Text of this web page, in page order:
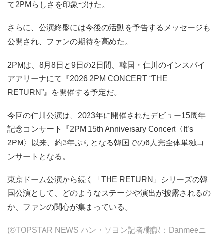
て2PMらしさを印象づけた。
さらに、公演終盤には今後の活動を予告するメッセージも
公開され、ファンの期待を高めた。
2PMは、8月8日と9日の2日間、韓国・仁川のインスパイ
アアリーナにて『2026 2PM CONCERT “THE
RETURN”』を開催する予定だ。
今回の仁川公演は、2023年に開催されたデビュー15周年
記念コンサート『2PM 15th Anniversary Concert〈It’s
2PM〉以来、約3年ぶりとなる韓国での6人完全体単独コ
ンサートとなる。
東京ドーム公演から続く「THE RETURN」シリーズの韓
国公演として、どのようなステージや演出が披露されるの
か、ファンの関心が集まっている。
(©TOPSTAR NEWS ハン・ソヨン記者/翻訳：Danmeeニ